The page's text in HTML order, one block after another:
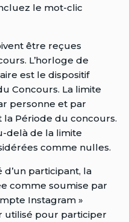
le mot-clic
être reçues
L’horloge de
est le dispositif
Concours. La limite
personne et par
Période du concours.
delà de la limite
comme nulles.
d’un participant, la
comme soumise par
Instagram »
utilisé pour participer